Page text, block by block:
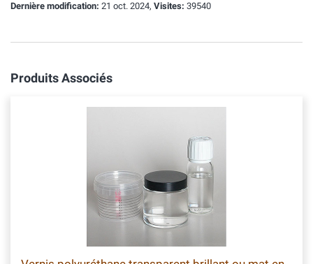
Dernière modification: 21 oct. 2024, Visites: 39540
Produits Associés